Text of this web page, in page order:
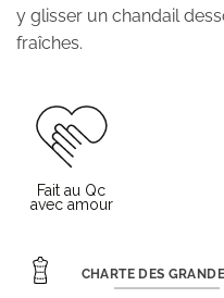
y glisser un chandail
fraîches.
CHARTE DES